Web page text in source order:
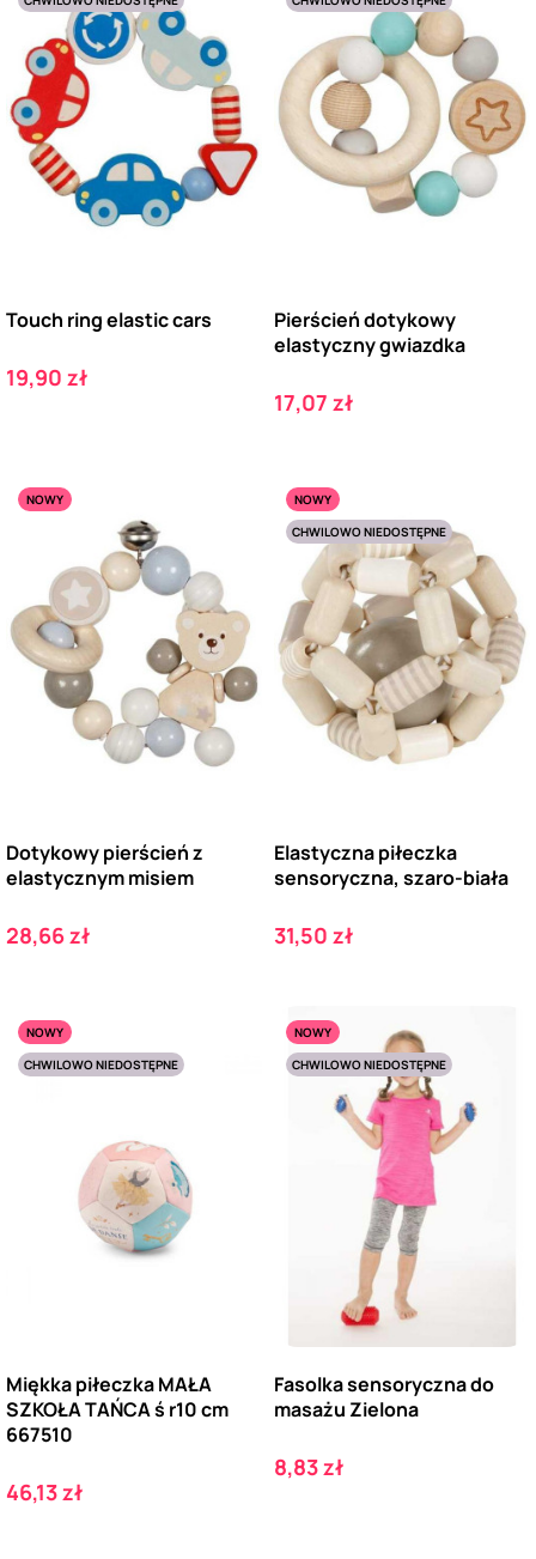
Touch ring elastic cars
Cena
19,90 zł
Pierścień dotykowy
elastyczny gwiazdka
Cena
17,07 zł
NOWY
Dotykowy pierścień z
elastycznym misiem
Cena
28,66 zł
NOWY
CHWILOWO NIEDOSTĘPNE
Elastyczna piłeczka
sensoryczna, szaro-biała
Cena
31,50 zł
NOWY
CHWILOWO NIEDOSTĘPNE
Miękka piłeczka MAŁA
SZKOŁA TAŃCA ś r10 cm
667510
Cena
46,13 zł
NOWY
CHWILOWO NIEDOSTĘPNE
Fasolka sensoryczna do
masażu Zielona
Cena
8,83 zł